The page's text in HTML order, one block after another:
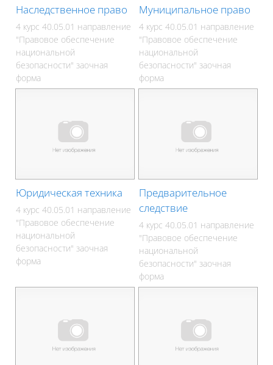
Наследственное право
4 курс 40.05.01 направление
"Правовое обеспечение
национальной
безопасности" заочная
форма
Муниципальное право
4 курс 40.05.01 направление
"Правовое обеспечение
национальной
безопасности" заочная
форма
Юридическая техника
4 курс 40.05.01 направление
"Правовое обеспечение
национальной
безопасности" заочная
форма
Предварительное
следствие
4 курс 40.05.01 направление
"Правовое обеспечение
национальной
безопасности" заочная
форма